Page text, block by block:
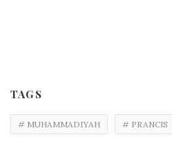
TAGS
# MUHAMMADIYAH # PRANCIS